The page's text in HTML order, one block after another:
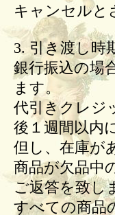
キャンセルと
3. 引き渡し時
銀行振込の場
ます。
代引きクレジ
後１週間以内
但し、在庫が
商品が欠品中
ご返答を致
すべての商品